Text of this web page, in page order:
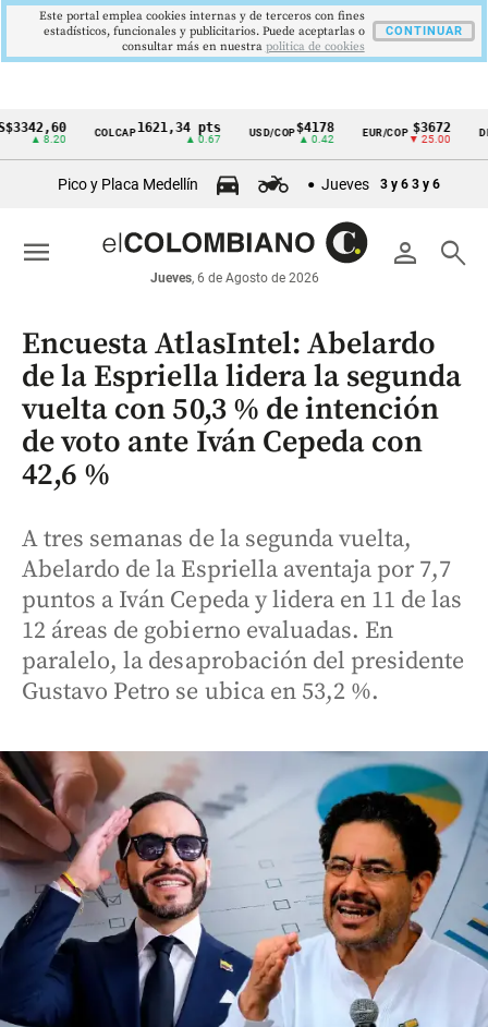
Cintillo
económicos
Colombia
COLCAP1621,34 pts USD/COP$4178
▲ 0.42
EUR/COP $3672
▼ 25.00
Pico y Placa Medellín Jueves 3 y 6 3 y 6
person search
Jueves, 6 de Agosto de 2026
menu
Encuesta AtlasIntel: Abelardo
de la Espriella lidera la segunda
vuelta con 50,3 % de intención
de voto ante Iván Cepeda con
42,6 %
A tres semanas de la segunda vuelta,
Abelardo de la Espriella aventaja por 7,7
puntos a Iván Cepeda y lidera en 11 de las
12 áreas de gobierno evaluadas. En
paralelo, la desaprobación del presidente
Gustavo Petro se ubica en 53,2 %.
Este portal emplea cookies internas y de terceros con fines
estadísticos, funcionales y publicitarios. Puede aceptarlas o
consultar más en nuestra politica de cookies
CONTINUAR